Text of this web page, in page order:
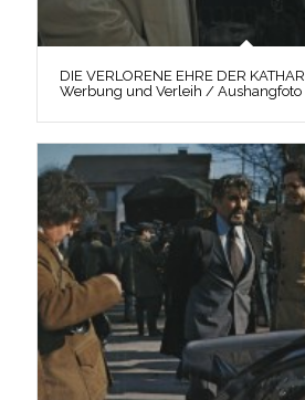
DIE VERLORENE EHRE DER
Werbung und Verleih / Aushangfoto